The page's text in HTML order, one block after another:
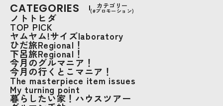
CATEGORIES カテゴリー
(#プロモーション)
ノトトヒダ
TOP PICK
ヤムヤム!サイズlaboratory
ひだ旅Regional！
下呂旅Regional！
今月のグルマニア！
今月の行くとこマニア！
The masterpiece item issues
My turning point
暮らしたい家！ハウスツアー